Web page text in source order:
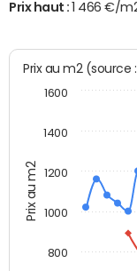
Prix haut :
1 466 €/
Prix au m2
Prix au m2
800
1000
1200
1400
1600